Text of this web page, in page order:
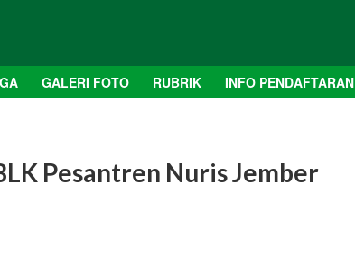
GALERI FOTO RUBRIK INFO PENDAFTARAN
Pesantren Nuris Jember